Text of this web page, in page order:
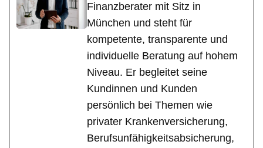
Finanzberater mit Sitz in
München und steht für
kompetente, transparente und
individuelle Beratung auf hohem
Niveau. Er begleitet seine
Kundinnen und Kunden
persönlich bei Themen wie
privater Krankenversicherung,
Berufsunfähigkeitsabsicherung,